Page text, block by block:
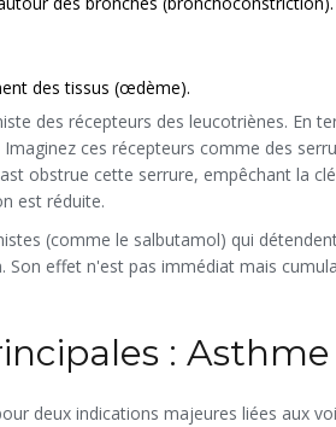
des tissus (œdème).
des récepteurs des leucotriènes. En
ces récepteurs comme des
obstrue cette serrure, empêchant la
est réduite.
(comme le salbutamol) qui
Son effet n'est pas immédiat mais
:
deux indications majeures liées aux